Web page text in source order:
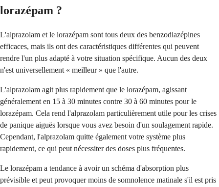
lorazépam ?
L'alprazolam et le lorazépam sont tous deux des benzodiazépines
efficaces, mais ils ont des caractéristiques différentes qui peuvent
rendre l'un plus adapté à votre situation spécifique. Aucun des deux
n'est universellement « meilleur » que l'autre.
L'alprazolam agit plus rapidement que le lorazépam, agissant
généralement en 15 à 30 minutes contre 30 à 60 minutes pour le
lorazépam. Cela rend l'alprazolam particulièrement utile pour les crises
de panique aiguës lorsque vous avez besoin d'un soulagement rapide.
Cependant, l'alprazolam quitte également votre système plus
rapidement, ce qui peut nécessiter des doses plus fréquentes.
Le lorazépam a tendance à avoir un schéma d'absorption plus
prévisible et peut provoquer moins de somnolence matinale s'il est pris